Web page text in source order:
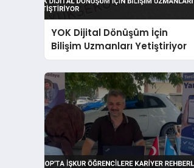
YOK Dijital Dönüşüm İçin
Bilişim Uzmanları Yetiştiriyor